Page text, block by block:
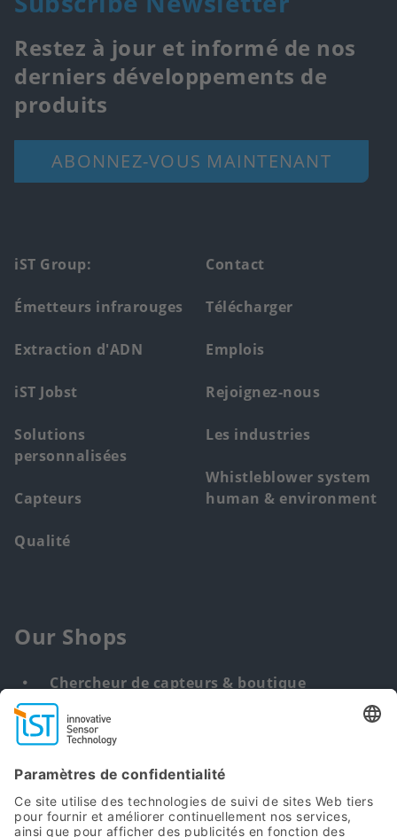
Restez à jour et informé de nos
derniers développements de
produits
ABONNEZ-VOUS MAINTENANT
Footer
main
menu
iST Group:
Émetteurs infrarouges
Extraction d'ADN
iST Jobst
Solutions
personnalisées
Capteurs
Qualité
Contact
Télécharger
Emplois
Rejoignez-nous
Les industries
Whistleblower system
human & environment
Our Shops
Chercheur de capteurs & boutique
Solution personnalisée
DNA & RNA Extraction Kits